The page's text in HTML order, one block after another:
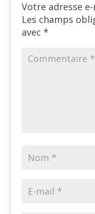
Votre adresse
Les champs
avec *